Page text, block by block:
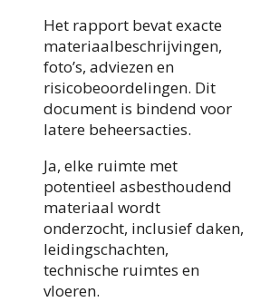
Het rapport bevat exacte
materiaalbeschrijvingen,
foto’s, adviezen en
risicobeoordelingen. Dit
document is bindend voor
latere beheersacties.
Ja, elke ruimte met
potentieel asbesthoudend
materiaal wordt
onderzocht, inclusief daken,
leidingschachten,
technische ruimtes en
vloeren.